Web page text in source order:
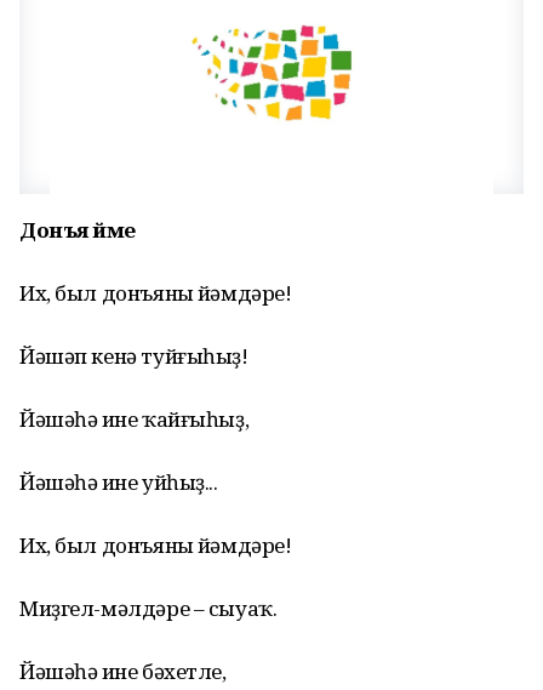
Донъя йәме
Их, был донъяның йәмдәре!
Йәшәп кенә туйғыһыҙ!
Йәшәһәң ине ҡайғыһыҙ,
Йәшәһәң ине уйһыҙ...
Их, был донъяның йәмдәре!
Миҙгел-мәлдәре – сыуаҡ.
Йәшәһәң ине бәхетле,